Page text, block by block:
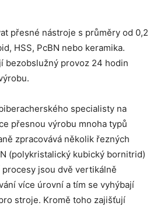
přesné nástroje s průměry od 0,2
HSS, PcBN nebo keramika.
bezobslužný provoz 24 hodin
specialisty na
přesnou výrobu mnoha typů
zpracovává několik řezných
(polykristalický kubický bornitrid)
jsou dvě vertikálně
více úrovní a tím se vyhýbají
stroje. Kromě toho zajišťují